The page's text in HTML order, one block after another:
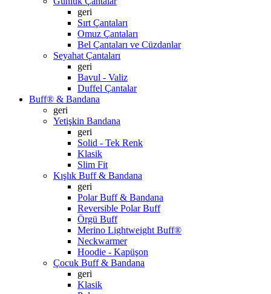
geri
Sırt Çantaları
Omuz Çantaları
Bel Çantaları ve Cüzdanlar
Seyahat Çantaları
geri
Bavul - Valiz
Duffel Çantalar
Buff® & Bandana
geri
Yetişkin Bandana
geri
Solid - Tek Renk
Klasik
Slim Fit
Kışlık Buff & Bandana
geri
Polar Buff & Bandana
Reversible Polar Buff
Örgü Buff
Merino Lightweight Buff®
Neckwarmer
Hoodie - Kapüşon
Çocuk Buff & Bandana
geri
Klasik